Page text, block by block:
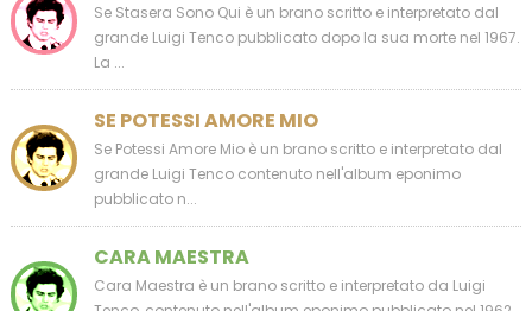
Se Stasera Sono Qui è un brano scritto e interpretato dal
grande Luigi Tenco pubblicato dopo la sua morte nel 1967.
La ...
SE POTESSI AMORE MIO
Se Potessi Amore Mio è un brano scritto e interpretato dal
grande Luigi Tenco contenuto nell'album eponimo
pubblicato n...
CARA MAESTRA
Cara Maestra è un brano scritto e interpretato da Luigi